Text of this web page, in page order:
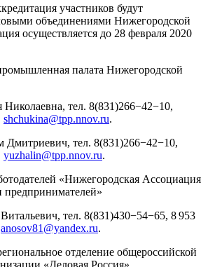
участников будут
объединениями Нижегородской
осуществляется до 28 февраля 2020
палата Нижегородской
тел. 8(831)266−42−10,
shchukina@tpp.nnov.ru.
тел. 8(831)266−42−10,
yuzhalin@tpp.nnov.ru.
«Нижегородская Ассоциация
тел. 8(831)430−54−65, 8 953
anosov81@yandex.ru.
отделение общероссийской
«Деловая Россия»